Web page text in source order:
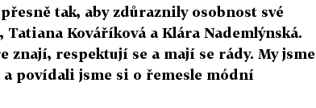
tak, aby zdůraznily osobnost své
Tatiana Kováříková a Klára Nademlýnská.
znají, respektují se a mají se rády. My jsme
povídali jsme si o řemesle módní